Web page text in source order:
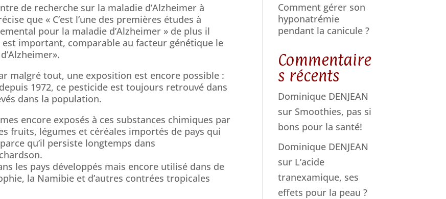
de recherche sur la maladie d’Alzheimer à
que « C’est l’une des premières études à
pour la maladie d’Alzheimer » de plus il
est important, comparable au facteur génétique le
malgré tout, une exposition est encore possible :
1972, ce pesticide est toujours retrouvé dans
dans la population.
encore exposés à ces substances chimiques par
fruits, légumes et céréales importés de pays qui
qu’il persiste longtemps dans
les pays développés mais encore utilisé dans de
la Namibie et d’autres contrées tropicales
Comment gérer son
hyponatrémie
pendant la canicule ?
Commentaire
s récents
Dominique DENJEAN
sur Smoothies, pas si
bons pour la santé!
Dominique DENJEAN
sur L’acide
tranexamique, ses
effets pour la peau ?